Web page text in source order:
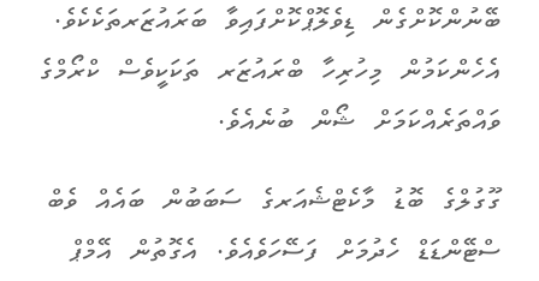
ބޭނުންކޮށްގެން ޑިވެލޮޕްކޮށްފައިވާ ބަރައުޒަރތަކެކެވެ.
އެހެންކަމުން މިހުރިހާ ބްރައުޒަރ ތަކަކީވެސް ކްރޯމްގެ
ވައްތަރެއްކަމަށް ޝޯން ބުނެއެވެ.
ގޫގުލްގެ ބޮޑު މާކެޓްޝެއަރގެ ސަބަބުން ބައެއް ވެބް
ސްޓޭންޑަޑް ހެދުމަށް ފަސޭހަވެއެވެ. އެގޮތުން އޭމްޕް